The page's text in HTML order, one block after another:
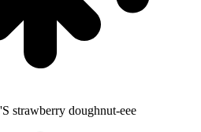
strawberry doughnut-eee